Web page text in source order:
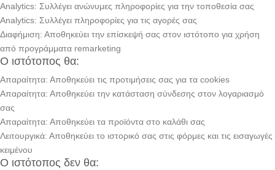
Analytics: Συλλέγει ανώνυμες πληροφορίες για την τοποθεσία σας
Analytics: Συλλέγει πληροφορίες για τις αγορές σας
Διαφήμιση: Αποθηκεύει την επίσκεψή σας στον ιστότοπο για χρήση
από προγράμματα remarketing
Ο ιστότοπος θα:
Απαραίτητα: Αποθηκεύει τις προτιμήσεις σας για τα cookies
Απαραίτητα: Αποθηκεύει την κατάσταση σύνδεσης στον λογαριασμό
σας
Απαραίτητα: Αποθηκεύει τα προϊόντα στο καλάθι σας
Λειτουργικά: Αποθηκεύει το ιστορικό σας στις φόρμες και τις εισαγωγές
κειμένου
Ο ιστότοπος δεν θα: